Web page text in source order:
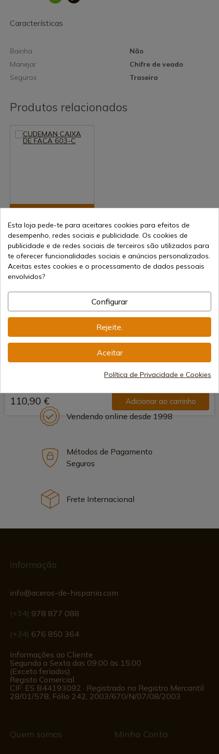
Características
Bainha
Não
Manejar
Chifre de veado
Seguros
Traseira
Produtos relacionados
Ver produto
REF: 603-C
Cudeman
CUDEMAN CAIXA DE
FACA 603-C
Envio de 7-15 dias
110,90 € Adicionar ao carrinho
Vendendo online desde 1998
Métodos de Pagamento
Seguros
Frete Internacional
Informação
info@aceros-de-hispania.com
(+34) 978 877 088
(+34) 676 850 364
Informações ao Cliente
Segunda a Sexta das 09:00 às 15:00
(Exceto feriados)
Registo Comercial
CIF: ES B44193092 · Registrado no Registro Mercantil
28/01/578, Fólio 242, 2003/670/N/07/08/2003
Quem somos Minha Conta
Esta loja pede-te para aceitares cookies para efeitos de
desempenho, redes sociais e publicidade. Os cookies de
publicidade e de redes sociais de terceiros são utilizados para
te oferecer funcionalidades sociais e anúncios personalizados.
Aceitas estes cookies e o processamento de dados pessoais
envolvidos?
Configurar
Rejeite.
Aceitar
Política de Privacidade e Cookies